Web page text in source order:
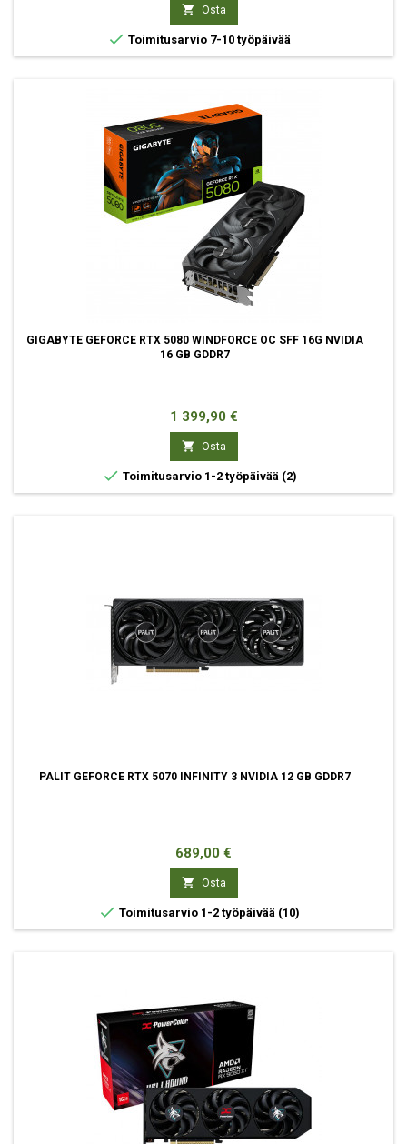
 Osta
 Toimitusarvio 7-10 työpäivää
GIGABYTE GEFORCE RTX 5080 WINDFORCE OC SFF 16G NVIDIA
16 GB GDDR7
Hinta
1 399,90 €
 Osta
 Toimitusarvio 1-2 työpäivää (2)
PALIT GEFORCE RTX 5070 INFINITY 3 NVIDIA 12 GB GDDR7
Hinta
689,00 €
 Osta
 Toimitusarvio 1-2 työpäivää (10)